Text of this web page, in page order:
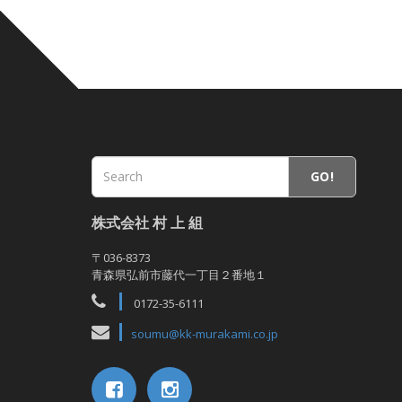
GO!
株式会社 村 上 組
〒036-8373
青森県弘前市藤代一丁目２番地１
0172-35-6111
soumu@kk-murakami.co.jp